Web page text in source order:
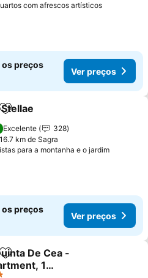
com afrescos artísticos
os preços
Ver preços
Adicionar aos favoritos
Excelente
328
km de Sagra
para a montanha e o jardim
os preços
Ver preços
Adicionar aos favoritos
De Cea -
1